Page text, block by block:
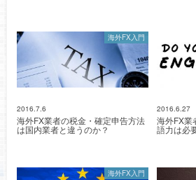
海外FX入門
2016.7.6
海外FX業者の税金・確定申告方法
は国内業者と違うのか？
2016.6.27
海外FX業
語力は必
海外FX入門